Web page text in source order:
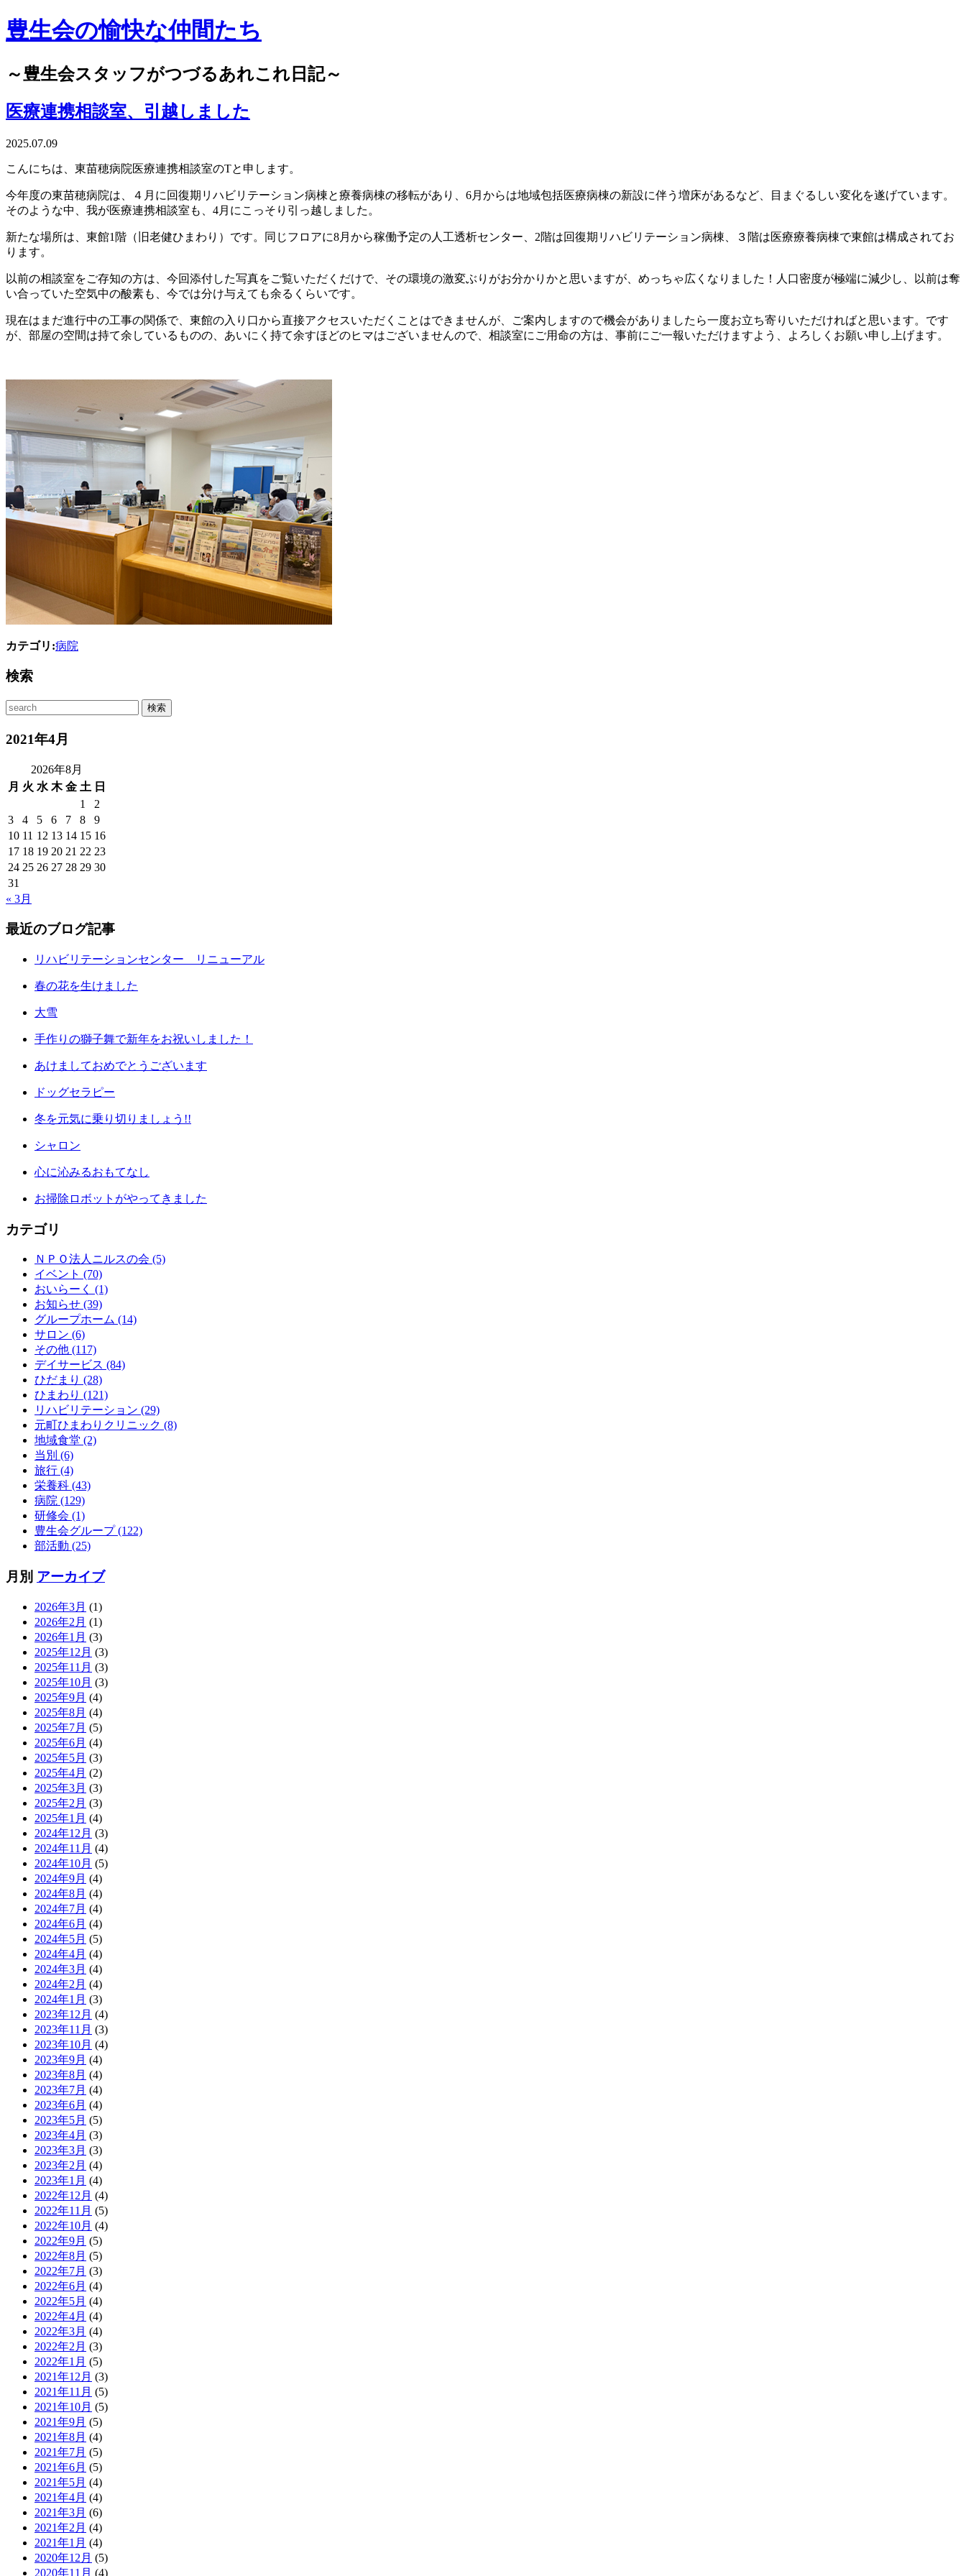
豊生会の愉快な仲間たち
～豊生会スタッフがつづるあれこれ日記～
医療連携相談室、引越しました
2025.07.09
こんにちは、東苗穂病院医療連携相談室のTと申します。
今年度の東苗穂病院は、４月に回復期リハビリテーション病棟と療養病棟の移転があり、6月からは地域包括医療病棟の新設に伴う増床があるなど、目まぐるしい変化を遂げています。
そのような中、我が医療連携相談室も、4月にこっそり引っ越しました。
新たな場所は、東館1階（旧老健ひまわり）です。同じフロアに8月から稼働予定の人工透析センター、2階は回復期リハビリテーション病棟、３階は医療療養病棟で東館は構成されてお
ります。
以前の相談室をご存知の方は、今回添付した写真をご覧いただくだけで、その環境の激変ぶりがお分かりかと思いますが、めっちゃ広くなりました！人口密度が極端に減少し、以前は奪
い合っていた空気中の酸素も、今では分け与えても余るくらいです。
現在はまだ進行中の工事の関係で、東館の入り口から直接アクセスいただくことはできませんが、ご案内しますので機会がありましたら一度お立ち寄りいただければと思います。です
が、部屋の空間は持て余しているものの、あいにく持て余すほどのヒマはございませんので、相談室にご用命の方は、事前にご一報いただけますよう、よろしくお願い申し上げます。
カテゴリ:病院
検索
2021年4月
2026年8月
月 火 水 木 金 土 日
1
2
3
4 5 6 7 8
9
10 11 12 13 14 15 16
17 18 19 20 21 22 23
24 25 26 27 28 29 30
31
« 3月
最近のブログ記事
リハビリテーションセンター リニューアル
春の花を生けました
大雪
手作りの獅子舞で新年をお祝いしました！
あけましておめでとうございます
ドッグセラピー
冬を元気に乗り切りましょう!!
シャロン
心に沁みるおもてなし
お掃除ロボットがやってきました
カテゴリ
ＮＰＯ法人ニルスの会 (5)
イベント (70)
おいらーく (1)
お知らせ (39)
グループホーム (14)
サロン (6)
その他 (117)
デイサービス (84)
ひだまり (28)
ひまわり (121)
リハビリテーション (29)
元町ひまわりクリニック (8)
地域食堂 (2)
当別 (6)
旅行 (4)
栄養科 (43)
病院 (129)
研修会 (1)
豊生会グループ (122)
部活動 (25)
月別 アーカイブ
2026年3月 (1)
2026年2月 (1)
2026年1月 (3)
2025年12月 (3)
2025年11月 (3)
2025年10月 (3)
2025年9月 (4)
2025年8月 (4)
2025年7月 (5)
2025年6月 (4)
2025年5月 (3)
2025年4月 (2)
2025年3月 (3)
2025年2月 (3)
2025年1月 (4)
2024年12月 (3)
2024年11月 (4)
2024年10月 (5)
2024年9月 (4)
2024年8月 (4)
2024年7月 (4)
2024年6月 (4)
2024年5月 (5)
2024年4月 (4)
2024年3月 (4)
2024年2月 (4)
2024年1月 (3)
2023年12月 (4)
2023年11月 (3)
2023年10月 (4)
2023年9月 (4)
2023年8月 (4)
2023年7月 (4)
2023年6月 (4)
2023年5月 (5)
2023年4月 (3)
2023年3月 (3)
2023年2月 (4)
2023年1月 (4)
2022年12月 (4)
2022年11月 (5)
2022年10月 (4)
2022年9月 (5)
2022年8月 (5)
2022年7月 (3)
2022年6月 (4)
2022年5月 (4)
2022年4月 (4)
2022年3月 (4)
2022年2月 (3)
2022年1月 (5)
2021年12月 (3)
2021年11月 (5)
2021年10月 (5)
2021年9月 (5)
2021年8月 (4)
2021年7月 (5)
2021年6月 (5)
2021年5月 (4)
2021年4月 (4)
2021年3月 (6)
2021年2月 (4)
2021年1月 (4)
2020年12月 (5)
2020年11月 (4)